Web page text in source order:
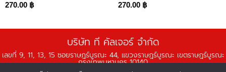
270.00 ฿ 270.00 ฿
บริษัท ที คัลเจอร์ จำกัด
เลขที่ 9, 11, 13, 15 ซอยราษฎร์บูรณะ 44, แขวงราษฎร์บูรณะ เขตราษฎร์บูรณะ
กรุงเทพมหานคร 10140